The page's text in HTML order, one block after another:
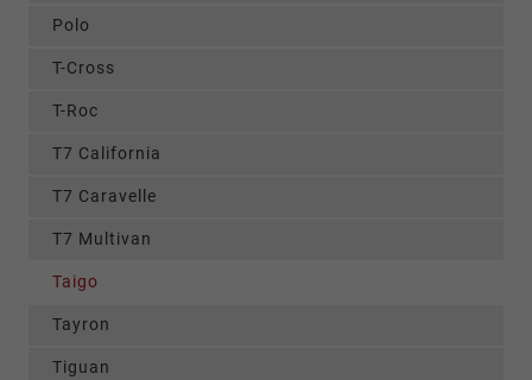
Polo
T-Cross
T-Roc
T7 California
T7 Caravelle
T7 Multivan
Taigo
Tayron
Tiguan